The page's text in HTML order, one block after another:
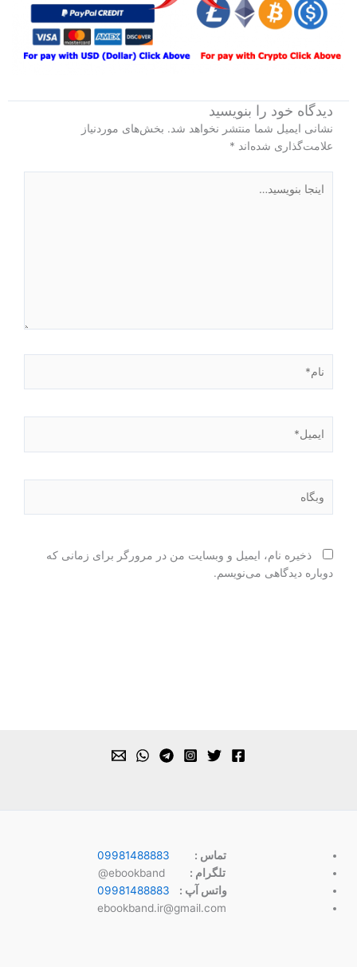
دیدگاه‌ خود را بنویسید
نشانی ایمیل شما منتشر نخواهد شد. بخش‌های موردنیاز
علامت‌گذاری شده‌اند *
بنویسید…
ذخیره نام، ایمیل و وبسایت من در مرورگر برای زمانی که
دوباره دیدگاهی می‌نویسم.
تماس :
09981488883
تلگرام :
واتس آپ :
09981488883
ebookband.ir@gmail.com